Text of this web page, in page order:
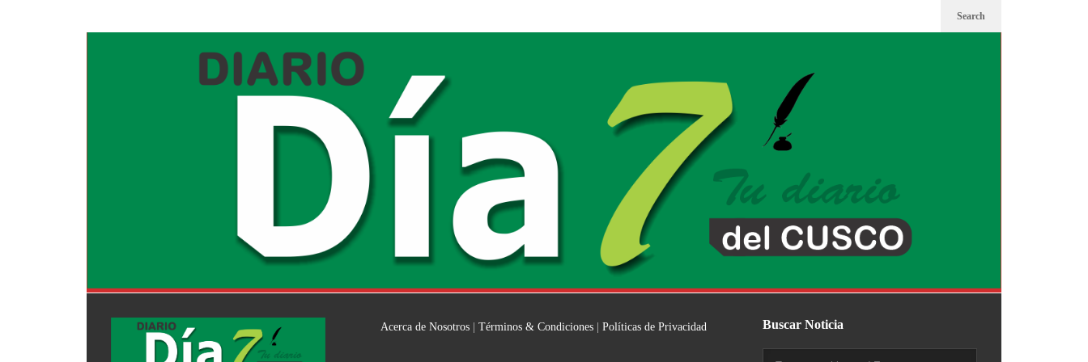
Search
Acerca de Nosotros |Términos & Condiciones |Políticas de Privacidad Buscar Noticia